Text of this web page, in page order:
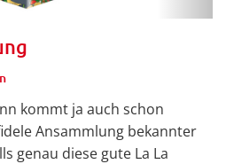
kommt ja auch schon
Ansammlung bekannter
genau diese gute La La